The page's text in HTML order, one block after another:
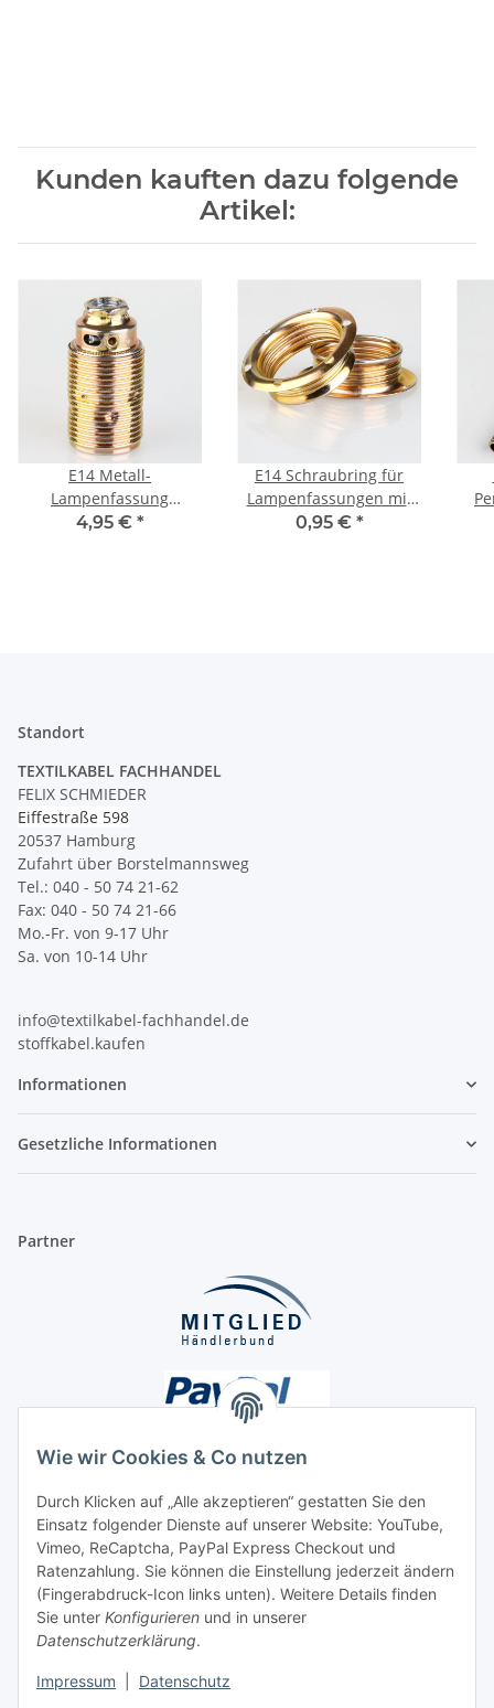
Wie wir Cookies & Co nutzen
Durch Klicken auf „Alle akzeptieren“ gestatten Sie den
Einsatz folgender Dienste auf unserer Website: YouTube,
Vimeo, ReCaptcha, PayPal Express Checkout und
Ratenzahlung. Sie können die Einstellung jederzeit ändern
(Fingerabdruck-Icon links unten). Weitere Details finden
Sie unter Konfigurieren und in unserer
Datenschutzerklärung.
Impressum Datenschutz
Kunden kauften dazu folgende
Artikel:
E14 Metall-
Lampenfassung
Premium vermessingt
4,95 € *
E14 Schraubring für
Lampenfassungen mit
Außengewinde, Metall
0,95 € *
Standort
TEXTILKABEL FACHHANDEL
FELIX SCHMIEDER
Eiffestraße 598
20537 Hamburg
Zufahrt über Borstelmannsweg
Tel.: 040 - 50 74 21-62
Fax: 040 - 50 74 21-66
Mo.-Fr. von 9-17 Uhr
Sa. von 10-14 Uhr
info@textilkabel-fachhandel.de
stoffkabel.kaufen
Informationen
Gesetzliche Informationen
Partner
Unsere Seiten
Social Media
Vertrag widerrufen